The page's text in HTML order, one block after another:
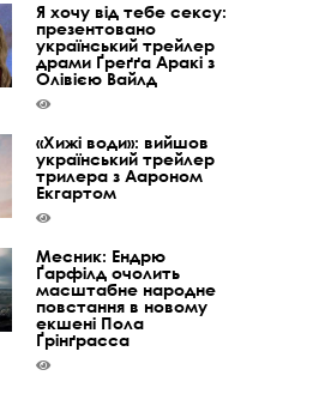
Я хочу від тебе сексу:
презентовано
український трейлер
драми Ґреґґа Аракі з
Олівією Вайлд
«Хижі води»: вийшов
український трейлер
трилера з Аароном
Екгартом
Месник: Ендрю
Ґарфілд очолить
масштабне народне
повстання в новому
екшені Пола
Ґрінґрасса